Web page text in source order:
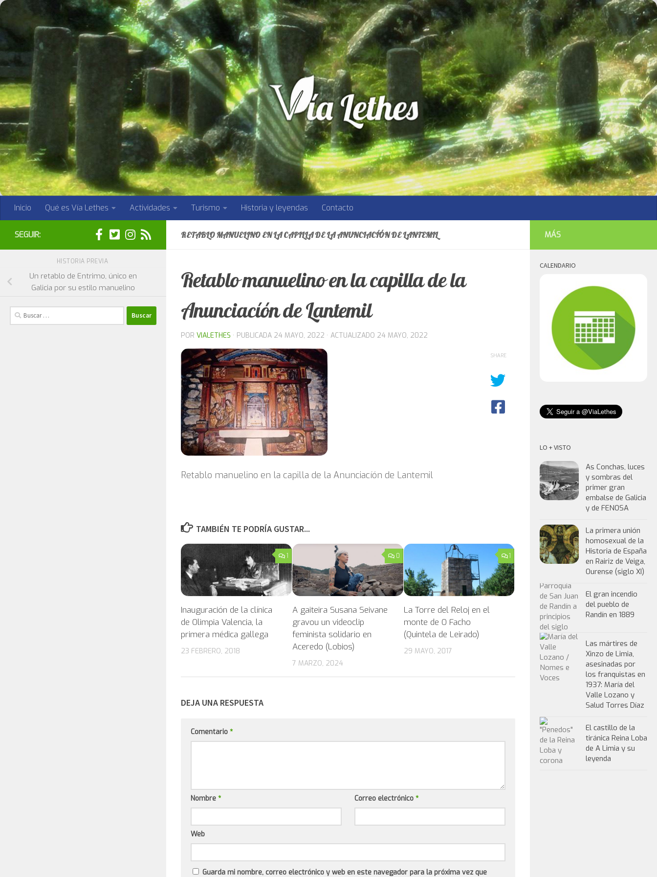
Saltar al contenido
Inicio Qué es Vía Lethes Actividades Turismo Historia y leyendas Contacto
RETABLO MANUELINO EN LA CAPILLA DE LA ANUNCIACÍÓN DE LANTEMIL
Retablo manuelino en la capilla de la
Anunciacíón de Lantemil
POR VIALETHES · PUBLICADA 24 MAYO, 2022 · ACTUALIZADO 24 MAYO, 2022
Retablo manuelino en la capilla de la Anunciacíón de Lantemil
SHARE
TAMBIÉN TE PODRÍA GUSTAR...
1
Inauguración de la clínica
de Olimpia Valencia, la
primera médica gallega
23 FEBRERO, 2018
0
A gaiteira Susana Seivane
gravou un videoclip
feminista solidario en
Aceredo (Lobios)
7 MARZO, 2024
1
La Torre del Reloj en el
monte de O Facho
(Quintela de Leirado)
29 MAYO, 2017
DEJA UNA RESPUESTA
Comentario *
Nombre * Correo electrónico *
Web
Guarda mi nombre, correo electrónico y web en este navegador para la próxima vez que
SEGUIR:
HISTORIA PREVIA
Un retablo de Entrimo, único en
Galicia por su estilo manuelino
Buscar:
MÁS
CALENDARIO
LO + VISTO
As Conchas, luces
y sombras del
primer gran
embalse de Galicia
y de FENOSA
La primera unión
homosexual de la
Historia de España
en Rairiz de Veiga,
Ourense (siglo XI)
El gran incendio
del pueblo de
Randín en 1889
Las mártires de
Xinzo de Limia,
asesinadas por
los franquistas en
1937: María del
Valle Lozano y
Salud Torres Díaz
El castillo de la
tiránica Reina Loba
de A Limia y su
leyenda